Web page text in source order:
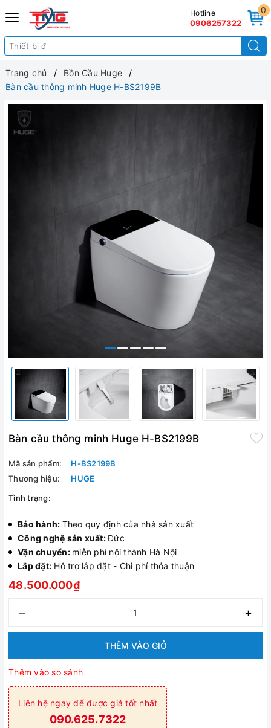
0
Hotline
0906257322
Trang chủ
Bồn Cầu Huge
Bàn cầu thông minh Huge H-BS2199B
Bàn cầu thông minh Huge H-BS2199B
Mã sản phẩm:
H-BS2199B
Thương hiệu:
HUGE
Tình trạng:
Bảo hành: Theo quy định của nhà sản xuất
Công nghệ sản xuất:Đức
Vận chuyển: miễn phí nội thành Hà Nội
Lắp đặt: Hỗ trợ lắp đặt - Chi phí thỏa thuận
48.500.000₫
– +
THÊM VÀO GIỎ
Thêm vào so sánh
Liên hệ ngay để được giá tốt nhất
090.625.7322